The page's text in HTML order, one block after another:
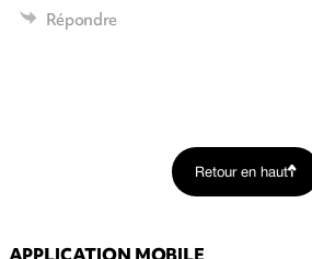
Répondre
Retour en haut